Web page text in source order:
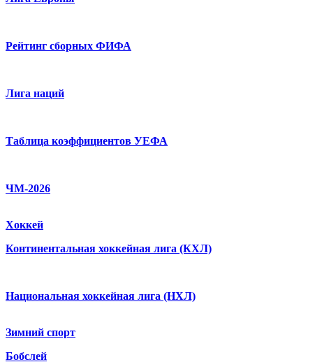
Рейтинг сборных ФИФА
Лига наций
Таблица коэффициентов УЕФА
ЧМ-2026
Хоккей
Континентальная хоккейная лига (КХЛ)
Национальная хоккейная лига (НХЛ)
Зимний спорт
Бобслей